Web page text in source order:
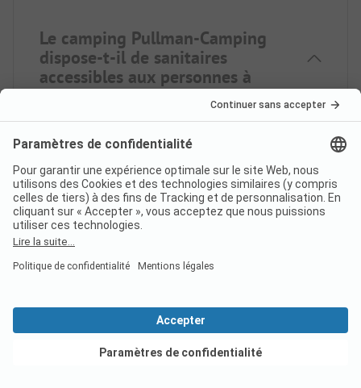
Le camping Pullman-Camping
dispose-t-il de sanitaires
accessibles aux personnes à
mobilité réduite ?
de sanitaires accessibles aux personnes à mobilité
réduite.
dispose-t-il d'une connexion
Internet ?
Voir les offres